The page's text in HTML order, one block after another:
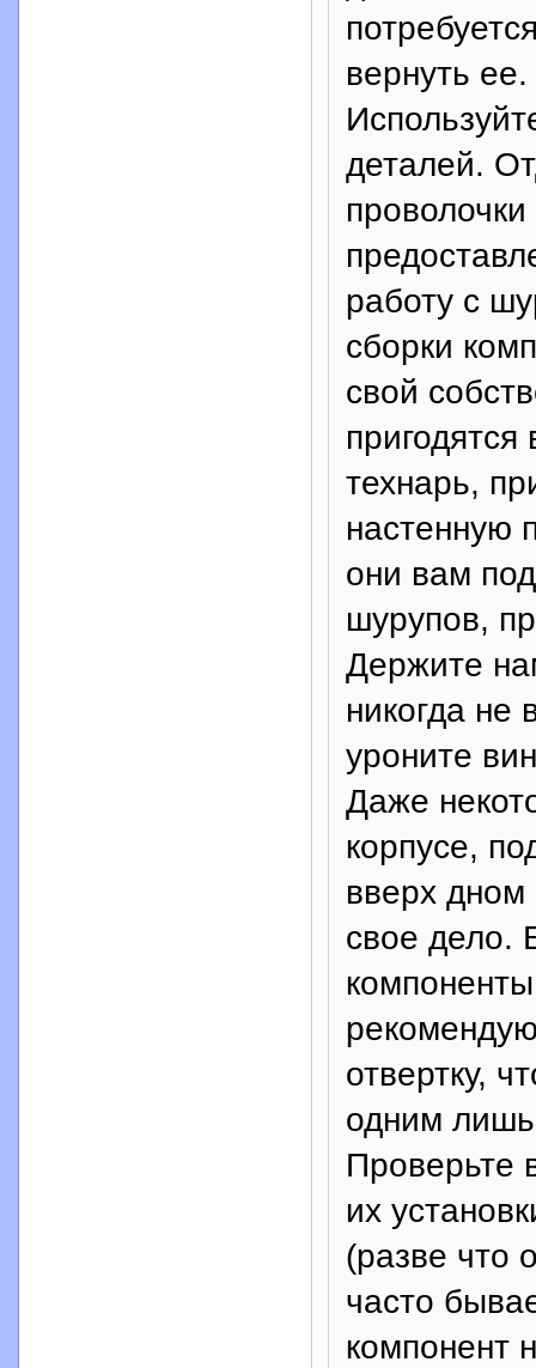
вернуть ее.
деталей.
работу с
сборки
свой
технарь,
настенную
они вам
шурупов,
Держите
никогда
уроните
Даже
корпусе,
вверх дном
свое дело.
отвертку,
одним
Проверьте
их
(разве что
часто
компонент